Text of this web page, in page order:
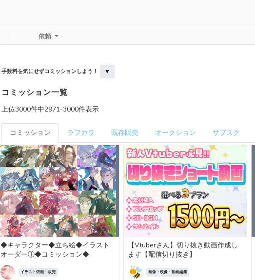
依頼
手数料を気にせずコミッションしよう！ ▼
コミッション一覧
上位3000件中2971-3000件表示
コミッション ラフカラ 既存販売 オークション サブスク
◆キャラクター◆立ち絵◆イラスト
オーダー①◆コミッション◆
イラスト依頼・販売
【Vtuberさん】切り抜き動画作成し
ます【配信切り抜き】
画像・映像・動画編集